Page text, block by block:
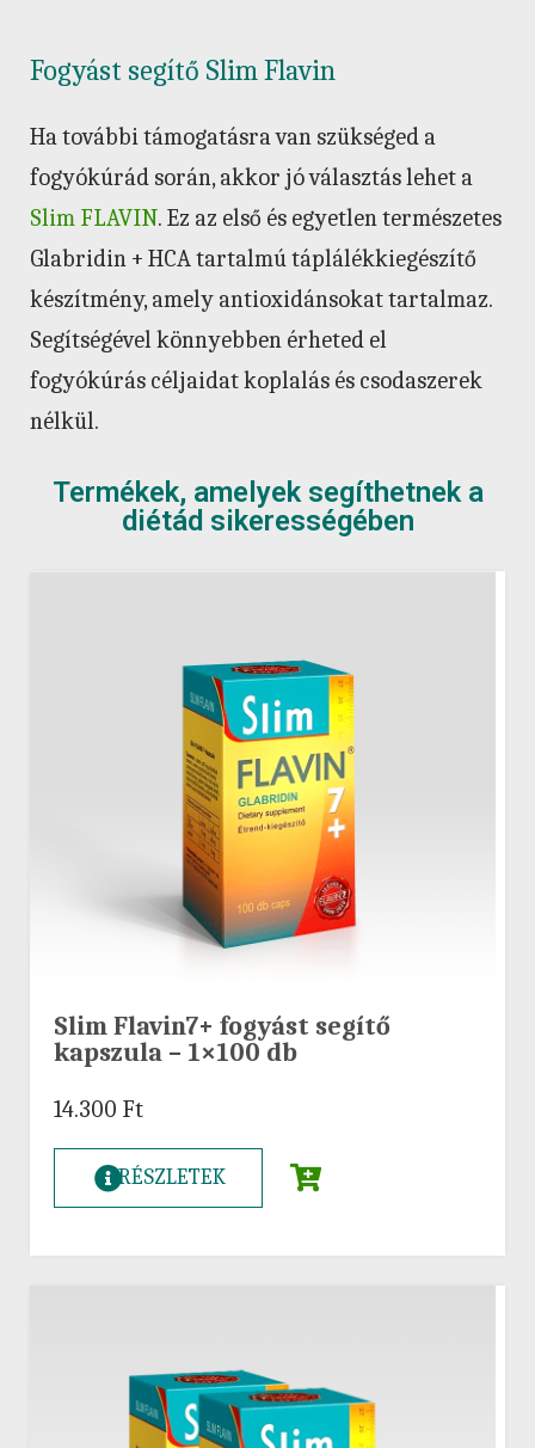
Fogyást segítő Slim Flavin
Ha további támogatásra van szükséged a
fogyókúrád során, akkor jó választás lehet a
Slim FLAVIN. Ez az első és egyetlen természetes
Glabridin + HCA tartalmú táplálékkiegészítő
készítmény, amely antioxidánsokat tartalmaz.
Segítségével könnyebben érheted el
fogyókúrás céljaidat koplalás és csodaszerek
nélkül.
Termékek, amelyek segíthetnek a
diétád sikerességében
Slim Flavin7+ fogyást segítő
kapszula – 1×100 db
14.300 Ft
RÉSZLETEK